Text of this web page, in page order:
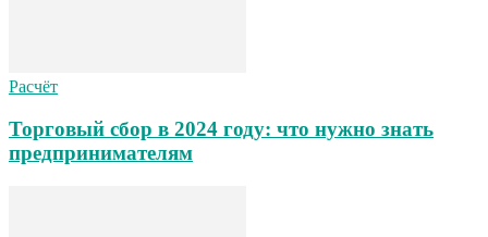
Расчёт
Торговый сбор в 2024 году: что нужно знать
предпринимателям